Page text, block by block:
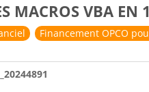
MACROS VBA EN
Financement OPCO